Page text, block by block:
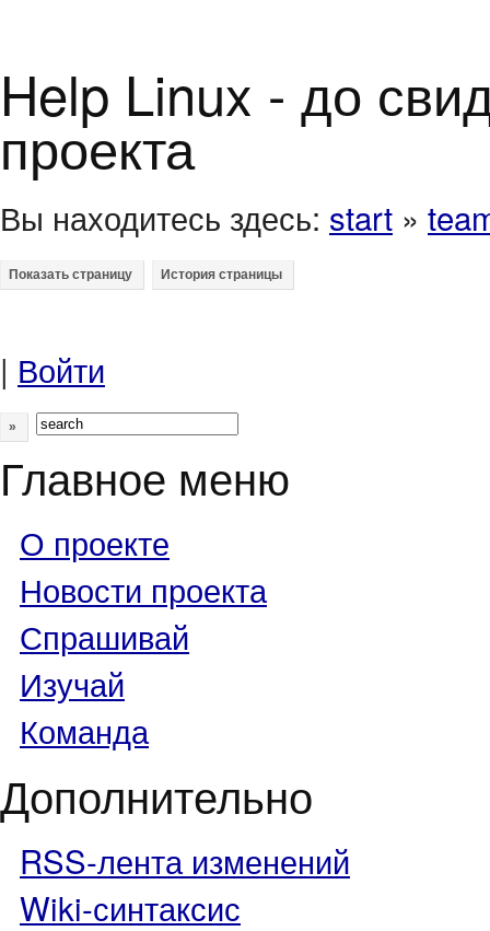
Help Linux - до
проекта
Вы находитесь здесь: start »
| Войти
»
Главное меню
О проекте
Новости проекта
Спрашивай
Изучай
Команда
Дополнительно
RSS-лента изменений
Wiki-синтаксис